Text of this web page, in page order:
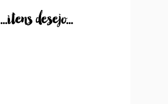
...itens desejo...